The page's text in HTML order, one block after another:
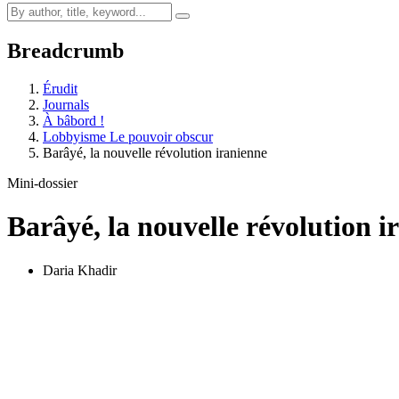
Breadcrumb
Érudit
Journals
À bâbord !
Lobbyisme Le pouvoir obscur
Barâyé, la nouvelle révolution iranienne
Mini-dossier
Barâyé, la nouvelle révolution
Daria Khadir